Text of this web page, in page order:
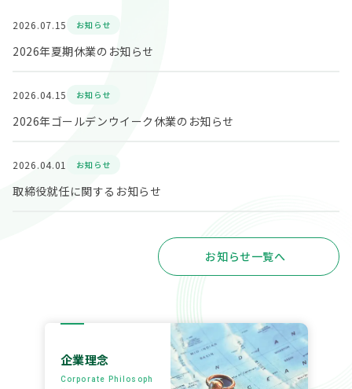
2026.07.15 お知らせ
2026年夏期休業のお知らせ
2026.04.15 お知らせ
2026年ゴールデンウイーク休業のお知らせ
2026.04.01 お知らせ
取締役就任に関するお知らせ
お知らせ一覧へ
企業理念
Corporate Philosoph